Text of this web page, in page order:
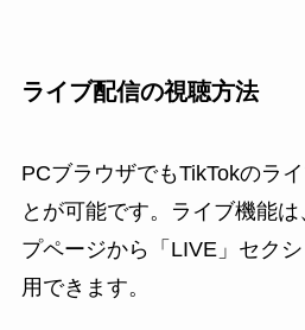
ライブ配信の視聴方法
PCブラウザでもTikTokのラ
とが可能です。ライブ機能
プページから「LIVE」セク
用できます。